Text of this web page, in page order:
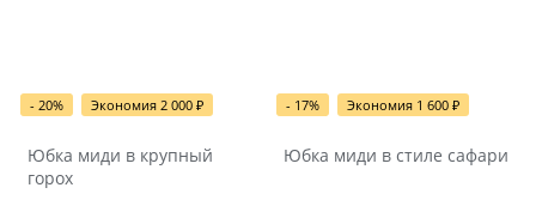
- 20% Экономия 2 000 ₽
Юбка миди в крупный
горох
- 17% Экономия 1 600 ₽
Юбка миди в стиле сафари